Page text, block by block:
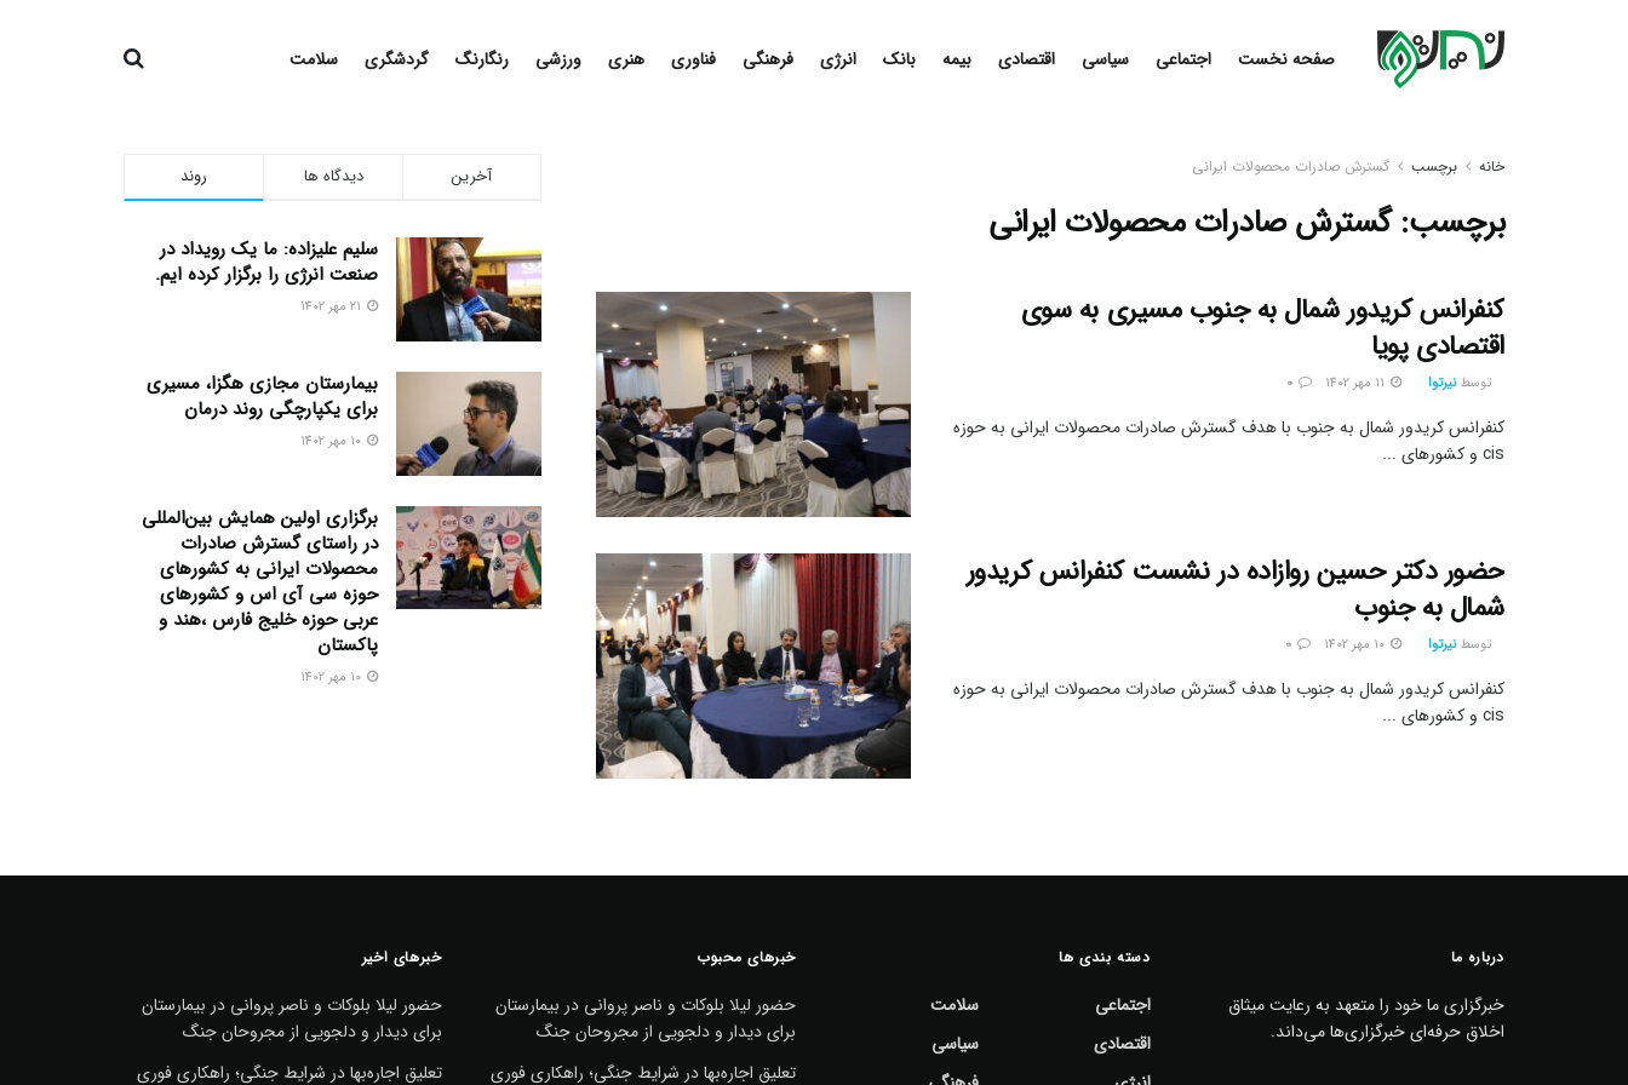
صفحه نخست اجتماعی سیاسی اقتصادی بیمه بانک انرژی فرهنگی فناوری هنری ورزشی رنگارنگ گردشگری سلامت
خانه برچسب گسترش صادرات محصولات ایرانی
برچسب:گسترش صادرات محصولات ایرانی
کنفرانس کریدور شمال به جنوب مسیری به سوی
اقتصادی پویا
توسط نیرتوا
کنفرانس کریدور شمال به جنوب با هدف گسترش صادرات محصولات ایرانی به حوزه
cis و کشورهای ...
حضور دکتر حسین روازاده در نشست کنفرانس کریدور
شمال به جنوب
توسط نیرتوا
کنفرانس کریدور شمال به جنوب با هدف گسترش صادرات محصولات ایرانی به حوزه
cis و کشورهای ...
روند دیدگاه ها آخرین
سلیم علیزاده: ما یک رویداد در
صنعت انرژی را برگزار کرده ایم.
بیمارستان مجازی هگزا، مسیری
برای یکپارچگی روند درمان
برگزاری اولین همایش بین‌المللی
در راستای گسترش صادرات
محصولات ایرانی به کشورهای
حوزه سی آی اس و کشورهای
عربی حوزه خلیج فارس ،هند و
پاکستان
درباره ما
خبرگزاری ما خود را متعهد به رعایت میثاق
اخلاق حرفه‌ای خبرگزاری‌ها می‌داند.
دسته بندی ها
اجتماعی
اقتصادی
سلامت
سیاسی
خبرهای محبوب
حضور لیلا بلوکات و ناصر پروانی در بیمارستان
برای دیدار و دلجویی از مجروحان جنگ
تعلیق اجاره‌بها در شرایط جنگی؛ راهکاری فوری
خبرهای اخیر
حضور لیلا بلوکات و ناصر پروانی در بیمارستان
برای دیدار و دلجویی از مجروحان جنگ
تعلیق اجاره‌بها در شرایط جنگی؛ راهکاری فوری